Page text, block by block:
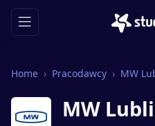
Home Pracodawcy MW
MW